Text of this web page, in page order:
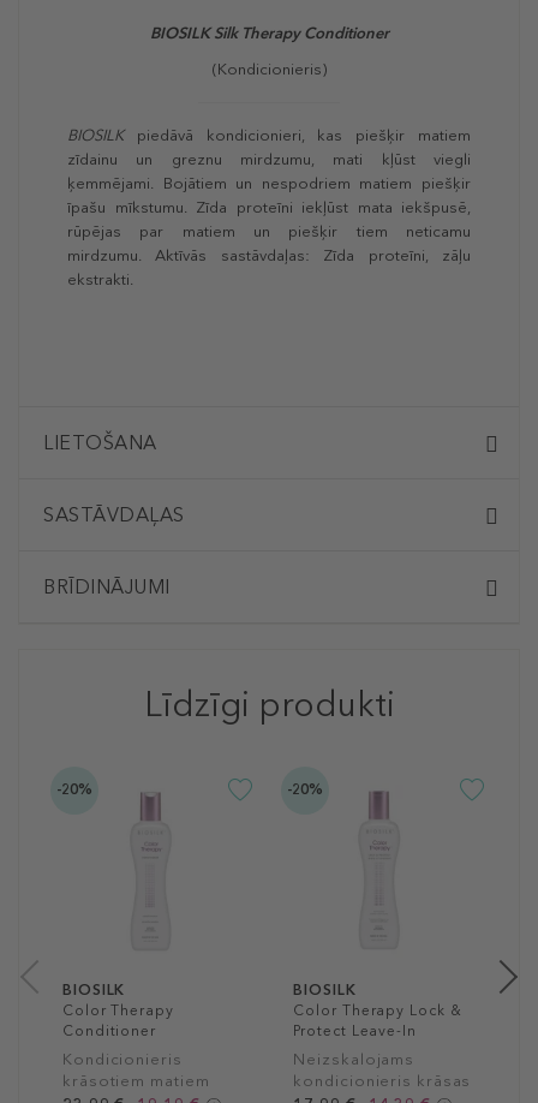
BIOSILKSilk Therapy Conditioner
(Kondicionieris)
BIOSILKpiedāvā kondicionieri, kas piešķir matiem
zīdainu un greznu mirdzumu, mati kļūst viegli
ķemmējami. Bojātiem un nespodriem matiem piešķir
īpašu mīkstumu. Zīda proteīni iekļūst mata iekšpusē,
rūpējas par matiem un piešķir tiem neticamu
mirdzumu. Aktīvās sastāvdaļas: Zīda proteīni, zāļu
ekstrakti.
LIETOŠANA
SASTĀVDAĻAS
BRĪDINĀJUMI
Līdzīgi produkti
-20%
BIOSILK
Color Therapy
Conditioner
Kondicionieris
krāsotiem matiem
-20%
BIOSILK
Color Therapy Lock &
Protect Leave-In
Treatment
Neizskalojams
kondicionieris krāsas